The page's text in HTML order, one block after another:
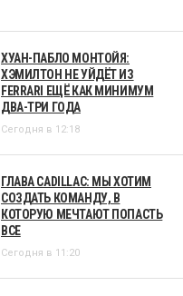
ХУАН-ПАБЛО МОНТОЙЯ:
ХЭМИЛТОН НЕ УЙДЁТ ИЗ
FERRARI ЕЩЁ КАК МИНИМУМ
ДВА-ТРИ ГОДА
Сегодня в 12:18
ГЛАВА CADILLAC: МЫ ХОТИМ
СОЗДАТЬ КОМАНДУ, В
КОТОРУЮ МЕЧТАЮТ ПОПАСТЬ
ВСЕ
Сегодня в 11:20